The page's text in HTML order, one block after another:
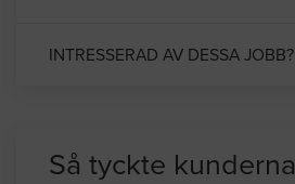
INTRESSERAD AV DESSA JOBB?
Så tyckte kunderna